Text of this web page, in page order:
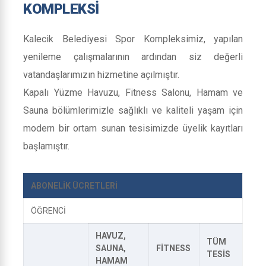
KOMPLEKSI
Kalecik Belediyesi Spor Kompleksimiz, yapılan
yenileme çalışmalarının ardından siz değerli
vatandaşlarımızın hizmetine açılmıştır.
Kapalı Yüzme Havuzu, Fitness Salonu, Hamam ve
Sauna bölümlerimizle sağlıklı ve kaliteli yaşam için
modern bir ortam sunan tesisimizde üyelik kayıtları
başlamıştır.
ABONELİK ÜCRETLERİ
ÖĞRENCİ
HAVUZ,
SAUNA,
HAMAM
FİTNESS
TÜM
TESİS